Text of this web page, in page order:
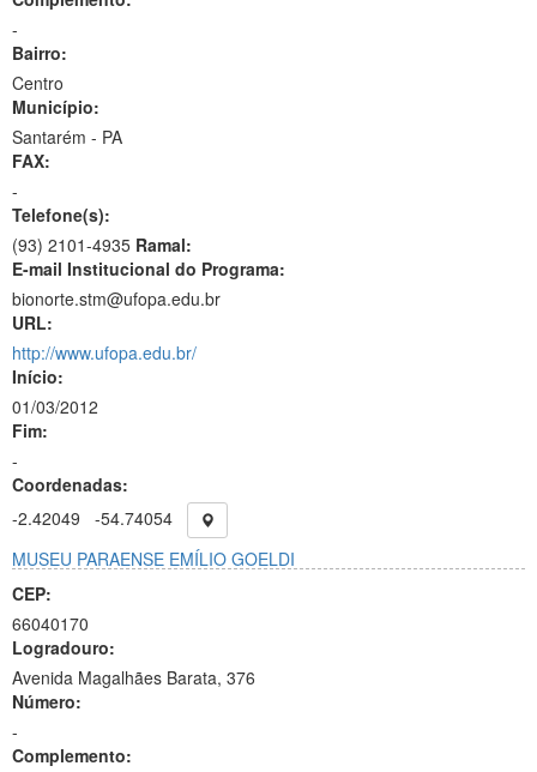
-
Bairro:
Centro
Município:
Santarém - PA
FAX:
-
Telefone(s):
(93) 2101-4935 Ramal:
E-mail Institucional do Programa:
bionorte.stm@ufopa.edu.br
URL:
http://www.ufopa.edu.br/
Início:
01/03/2012
Fim:
-
Coordenadas:
-2.42049
-54.74054
MUSEU PARAENSE EMÍLIO GOELDI
CEP:
66040170
Logradouro:
Avenida Magalhães Barata, 376
Número:
-
Complemento: